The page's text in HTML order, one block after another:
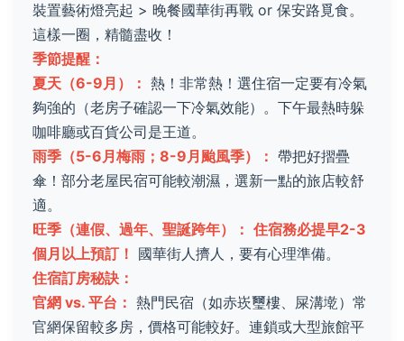
裝置藝術燈亮起 > 晚餐國華街再戰 or 保安路覓食。
這樣一圈，精髓盡收！
季節提醒：
夏天（6-9月）： 熱！非常熱！選住宿一定要有冷氣
夠強的（老房子確認一下冷氣效能）。下午最熱時躲
咖啡廳或百貨公司是王道。
雨季（5-6月梅雨；8-9月颱風季）： 帶把好摺疊
傘！部分老屋民宿可能較潮濕，選新一點的旅店較舒
適。
旺季（連假、過年、聖誕跨年）： 住宿務必提早2-3
個月以上預訂！ 國華街人擠人，要有心理準備。
住宿訂房秘訣：
官網 vs. 平台： 熱門民宿（如赤崁璽樓、屎溝墘）常
官網保留較多房，價格可能較好。連鎖或大型旅館平